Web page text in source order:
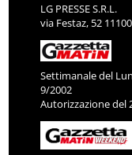
LG PRESSE S.R.L.
via Festaz, 52
Settimanale del
9/2002
Autorizzazione del